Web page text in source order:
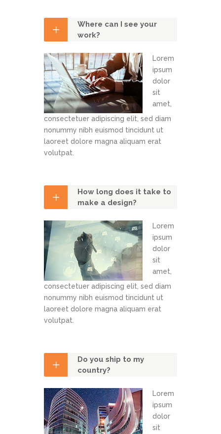
Where can I see your
work?
Lorem
ipsum
dolor
sit
amet,
consectetuer adipiscing elit, sed diam
nonummy nibh euismod tincidunt ut
laoreet dolore magna aliquam erat
volutpat.
How long does it take to
make a design?
Lorem
ipsum
dolor
sit
amet,
consectetuer adipiscing elit, sed diam
nonummy nibh euismod tincidunt ut
laoreet dolore magna aliquam erat
volutpat.
Do you ship to my
country?
Lorem
ipsum
dolor
sit